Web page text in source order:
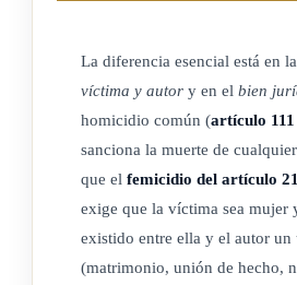
(Así adicionado el párrafo anterior
Ley para establecer el femicidio
de agosto de
(Así reformado por el artículo 1° de
mayo de 2021)
La diferencia esencial está en la
víctima y autor y en el bien
homicidio común (artículo
sanciona la muerte de
que el femicidio del artículo 21
exige que la víctima sea mujer
existido entre ella y el autor un
(matrimonio, unión de hecho,